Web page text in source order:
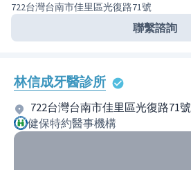
722台灣台南市佳里區光復路71號
聯繫諮詢
林信成牙醫診所
722台灣台南市佳里區光復路71號
健保特約醫事機構